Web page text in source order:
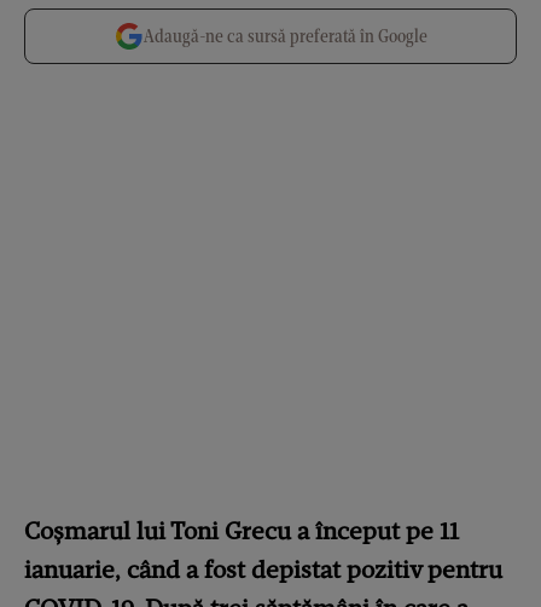
Adaugă-ne ca sursă preferată în Google
Coșmarul lui Toni Grecu a început pe 11
ianuarie, când a fost depistat pozitiv pentru